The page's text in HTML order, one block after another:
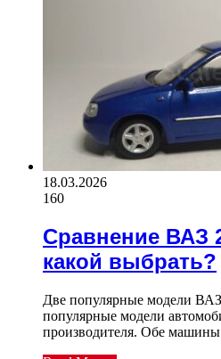
18.03.2026
160
Сравнение ВАЗ
какой выбрать?
Две популярные модели
популярные модели
производителя. Обе